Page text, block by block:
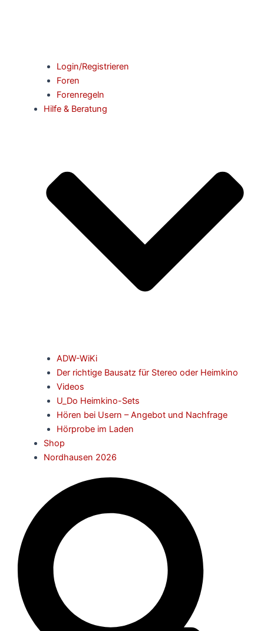
Login/Registrieren
Foren
Forenregeln
Hilfe & Beratung
ADW-WiKi
Der richtige Bausatz für Stereo oder Heimkino
Videos
U_Do Heimkino-Sets
Hören bei Usern – Angebot und Nachfrage
Hörprobe im Laden
Shop
Nordhausen 2026